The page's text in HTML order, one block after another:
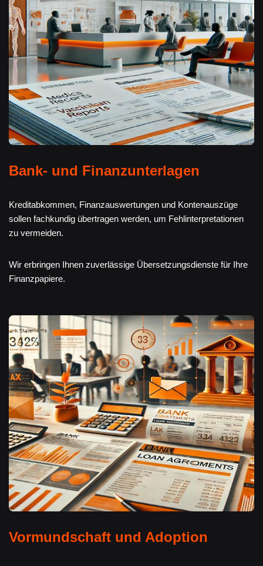
Bank- und Finanzunterlagen
Kreditabkommen, Finanzauswertungen und Kontenauszüge
sollen fachkundig übertragen werden, um Fehlinterpretationen
zu vermeiden.
Wir erbringen Ihnen zuverlässige Übersetzungsdienste für Ihre
Finanzpapiere.
Vormundschaft und Adoption